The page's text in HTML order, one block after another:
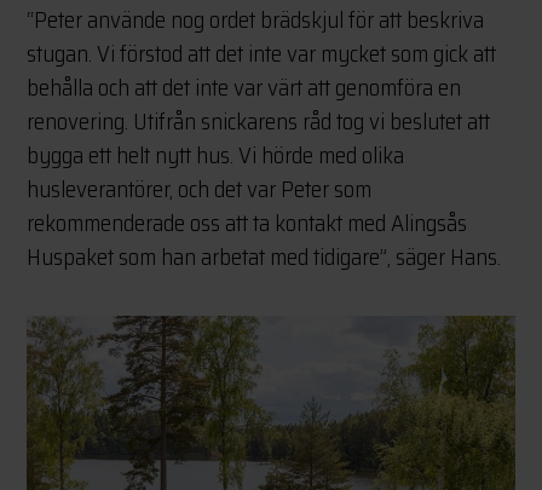
“Peter använde nog ordet brädskjul för att beskriva
stugan. Vi förstod att det inte var mycket som gick att
behålla och att det inte var värt att genomföra en
renovering. Utifrån snickarens råd tog vi beslutet att
bygga ett helt nytt hus. Vi hörde med olika
husleverantörer, och det var Peter som
rekommenderade oss att ta kontakt med Alingsås
Huspaket som han arbetat med tidigare”, säger Hans.